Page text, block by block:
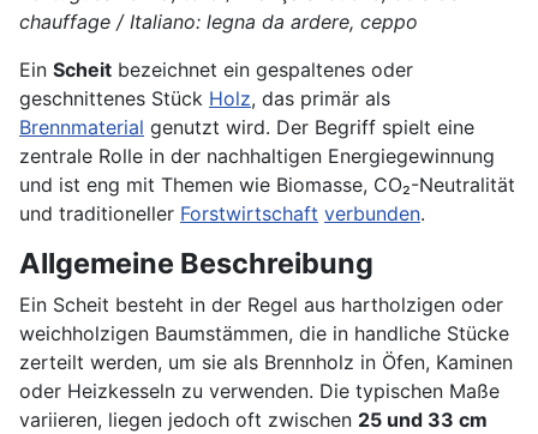
chauffage / Italiano: legna da ardere, ceppo
Ein Scheit bezeichnet ein gespaltenes oder
geschnittenes Stück Holz, das primär als
Brennmaterial genutzt wird. Der Begriff spielt eine
zentrale Rolle in der nachhaltigen Energiegewinnung
und ist eng mit Themen wie Biomasse, CO₂-Neutralität
und traditioneller Forstwirtschaft verbunden.
Allgemeine Beschreibung
Ein Scheit besteht in der Regel aus hartholzigen oder
weichholzigen Baumstämmen, die in handliche Stücke
zerteilt werden, um sie als Brennholz in Öfen, Kaminen
oder Heizkesseln zu verwenden. Die typischen Maße
variieren, liegen jedoch oft zwischen 25 und 33 cm